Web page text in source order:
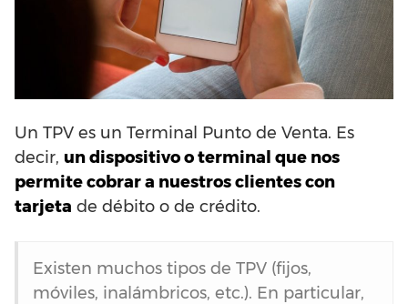
Un TPV es un Terminal Punto de Venta. Es
decir, un dispositivo o terminal que nos
permite cobrar a nuestros clientes con
tarjeta de débito o de crédito.
Existen muchos tipos de TPV (fijos,
móviles, inalámbricos, etc.). En particular,